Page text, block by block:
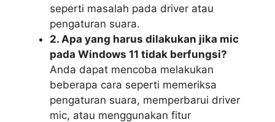
seperti masalah pada driver atau
pengaturan suara.
2. Apa yang harus dilakukan jika mic
pada Windows 11 tidak berfungsi?
Anda dapat mencoba melakukan
beberapa cara seperti memeriksa
pengaturan suara, memperbarui driver
mic, atau menggunakan fitur